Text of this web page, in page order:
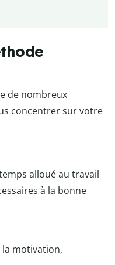
de nombreux
concentrer sur votre
alloué au travail
à la bonne
motivation,